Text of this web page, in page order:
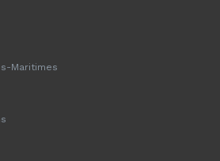
Maritimes